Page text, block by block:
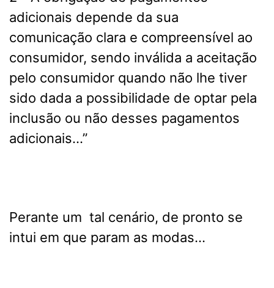
adicionais depende da sua
comunicação clara e compreensível ao
consumidor, sendo inválida a aceitação
pelo consumidor quando não lhe tiver
sido dada a possibilidade de optar pela
inclusão ou não desses pagamentos
adicionais…”
Perante um tal cenário, de pronto se
intui em que param as modas…